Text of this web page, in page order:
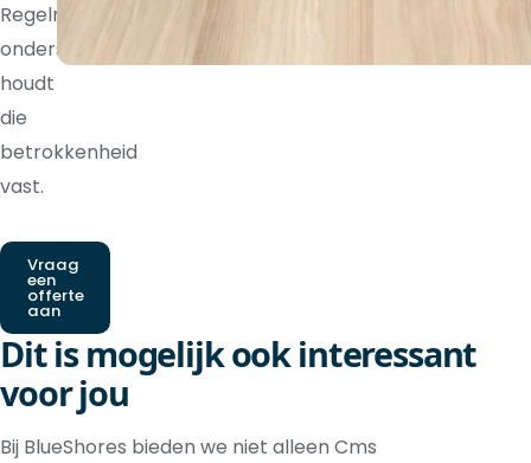
Regelmatige
ondersteuning
houdt
die
betrokkenheid
vast.
Vraag
een
offerte
aan
Dit is mogelijk ook interessant
voor jou
Bij BlueShores bieden we niet alleen Cms